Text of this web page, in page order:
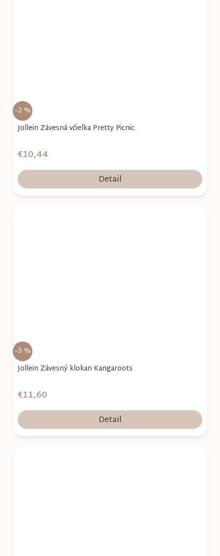
–2 %
Jollein Závesná včielka Pretty Picnic
€10,44
Detail
–3 %
Jollein Závesný klokan Kangaroots
€11,60
Detail